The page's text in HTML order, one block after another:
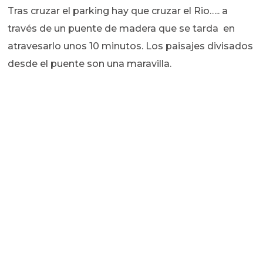
Tras cruzar el parking hay que cruzar el Rio….. a
través de un puente de madera que se tarda en
atravesarlo unos 10 minutos. Los paisajes divisados
desde el puente son una maravilla.